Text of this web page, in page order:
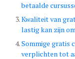
betaalde
Kwaliteit van
lastig kan zijn
Sommige gratis
verplichten tot